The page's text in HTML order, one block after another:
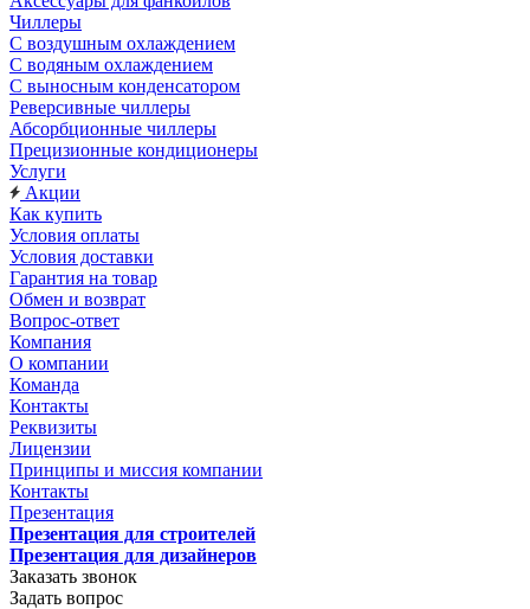
Чиллеры
С воздушным охлаждением
С водяным охлаждением
С выносным конденсатором
Реверсивные чиллеры
Абсорбционные чиллеры
Прецизионные кондиционеры
Услуги
Акции
Как купить
Условия оплаты
Условия доставки
Гарантия на товар
Обмен и возврат
Вопрос-ответ
Компания
О компании
Команда
Контакты
Реквизиты
Лицензии
Принципы и миссия компании
Контакты
Презентация
Презентация для строителей
Презентация для дизайнеров
Заказать звонок
Задать вопрос